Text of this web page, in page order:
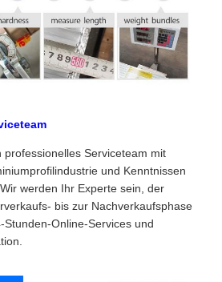
Serviceteam mit
und Kenntnissen
werden Ihr Experte sein, der
bis zur Nachverkaufsphase
Online-Services und